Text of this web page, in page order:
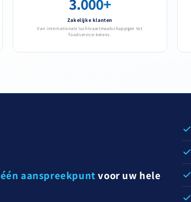
3.000+
Zakelijke klanten
Van internationale luchtvaartmaatschappijen tot
foodservice-ketens.
één aanspreekpuntvoor uw hele